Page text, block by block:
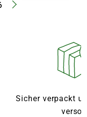
Sicher verpackt